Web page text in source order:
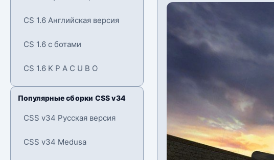
CS 1.6 Английская версия
CS 1.6 с ботами
CS 1.6 K P A C U B O
Популярные сборки CSS v34
CSS v34 Русская версия
CSS v34 Medusa